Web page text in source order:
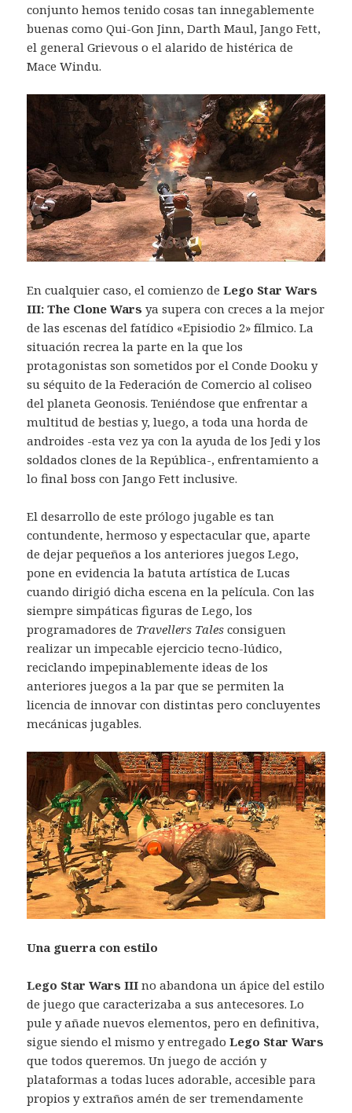
conjunto hemos tenido cosas tan innegablemente
buenas como Qui-Gon Jinn, Darth Maul, Jango Fett,
el general Grievous o el alarido de histérica de
Mace Windu.
En cualquier caso, el comienzo deLego Star Wars
III: The Clone Wars ya supera con creces a la mejor
de las escenas del fatídico «Episiodio 2» fílmico. La
situación recrea la parte en la que los
protagonistas son sometidos por el Conde Dooku y
su séquito de la Federación de Comercio al coliseo
del planeta Geonosis. Teniéndose que enfrentar a
multitud de bestias y, luego, a toda una horda de
androides -esta vez ya con la ayuda de los Jedi y los
soldados clones de la República-, enfrentamiento a
lo final boss con Jango Fett inclusive.
El desarrollo de este prólogo jugable es tan
contundente, hermoso y espectacular que, aparte
de dejar pequeños a los anteriores juegos Lego,
pone en evidencia la batuta artística de Lucas
cuando dirigió dicha escena en la película. Con las
siempre simpáticas figuras de Lego, los
programadores de Travellers Tales consiguen
realizar un impecable ejercicio tecno-lúdico,
reciclando impepinablemente ideas de los
anteriores juegos a la par que se permiten la
licencia de innovar con distintas pero concluyentes
mecánicas jugables.
Una guerra con estilo
Lego Star Wars III no abandona un ápice del estilo
de juego que caracterizaba a sus antecesores. Lo
pule y añade nuevos elementos, pero en definitiva,
sigue siendo el mismo y entregadoLego Star Wars
que todos queremos. Un juego de acción y
plataformas a todas luces adorable, accesible para
propios y extraños amén de ser tremendamente